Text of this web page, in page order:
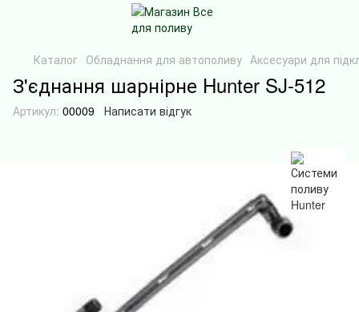
Каталог Обладнання для автополиву Аксесуари для
З'єднання шарнірне Hunter SJ-512
Артикул: 00009 Написати відгук